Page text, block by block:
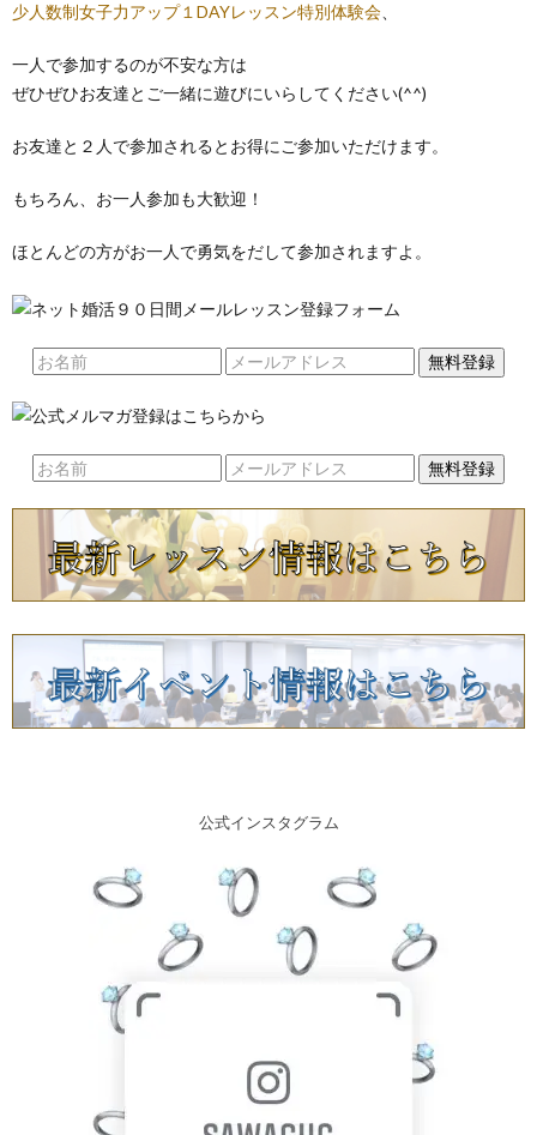
少人数制女子力アップ１DAYレッスン特別体験会
一人で参加するのが不安な方は
ぜひぜひお友達とご一緒に遊びにいらしてください(^^)
お友達と２人で参加されるとお得にご参加いただけます。
もちろん、お一人参加も大歓迎！
ほとんどの方がお一人で勇気をだして参加されますよ。
公式インスタグラム